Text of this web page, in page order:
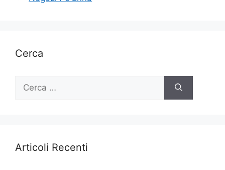
Cerca
per:
Articoli Recenti